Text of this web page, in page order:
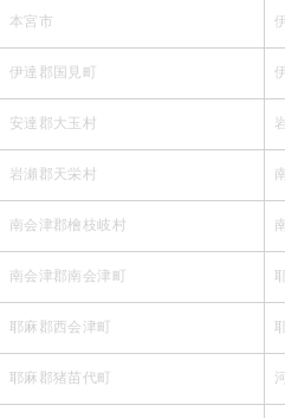
本宮市
伊達郡国見町
安達郡大玉村
岩瀬郡天栄村
南会津郡檜枝岐村
南会津郡南会津町
耶麻郡西会津町
耶麻郡猪苗代町